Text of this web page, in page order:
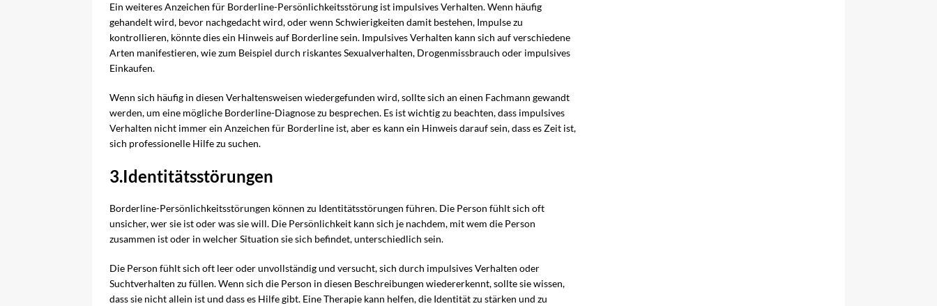
Ein weiteres Anzeichen für Borderline-Persönlichkeitsstörung ist impulsives Verhalten. Wenn häufig
gehandelt wird, bevor nachgedacht wird, oder wenn Schwierigkeiten damit bestehen, Impulse zu
kontrollieren, könnte dies ein Hinweis auf Borderline sein. Impulsives Verhalten kann sich auf verschiedene
Arten manifestieren, wie zum Beispiel durch riskantes Sexualverhalten, Drogenmissbrauch oder impulsives
Einkaufen.
Wenn sich häufig in diesen Verhaltensweisen wiedergefunden wird, sollte sich an einen Fachmann gewandt
werden, um eine mögliche Borderline-Diagnose zu besprechen. Es ist wichtig zu beachten, dass impulsives
Verhalten nicht immer ein Anzeichen für Borderline ist, aber es kann ein Hinweis darauf sein, dass es Zeit ist,
sich professionelle Hilfe zu suchen.
3.Identitätsstörungen
Borderline-Persönlichkeitsstörungen können zu Identitätsstörungen führen. Die Person fühlt sich oft
unsicher, wer sie ist oder was sie will. Die Persönlichkeit kann sich je nachdem, mit wem die Person
zusammen ist oder in welcher Situation sie sich befindet, unterschiedlich sein.
Die Person fühlt sich oft leer oder unvollständig und versucht, sich durch impulsives Verhalten oder
Suchtverhalten zu füllen. Wenn sich die Person in diesen Beschreibungen wiedererkennt, sollte sie wissen,
dass sie nicht allein ist und dass es Hilfe gibt. Eine Therapie kann helfen, die Identität zu stärken und zu